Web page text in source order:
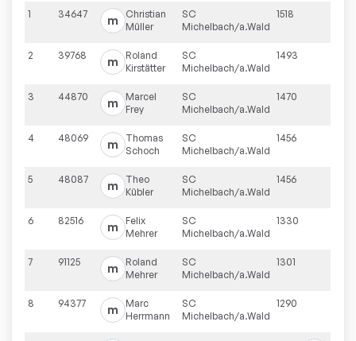
1 34647 m
Christian
Müller
SC
Michelbach/a.Wald
1518
2 39768 m
Roland
Kirstätter
SC
Michelbach/a.Wald
1493
3 44870 m
Marcel
Frey
SC
Michelbach/a.Wald
1470
4 48069 m
Thomas
Schoch
SC
Michelbach/a.Wald
1456
5 48087 m
Theo
Kübler
SC
Michelbach/a.Wald
1456
6 82516 m
Felix
Mehrer
SC
Michelbach/a.Wald
1330
7 91125 m
Roland
Mehrer
SC
Michelbach/a.Wald
1301
8 94377 m
Marc
Herrmann
SC
Michelbach/a.Wald
1290